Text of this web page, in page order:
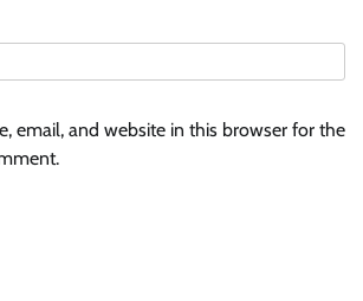
email, and website in this browser for the